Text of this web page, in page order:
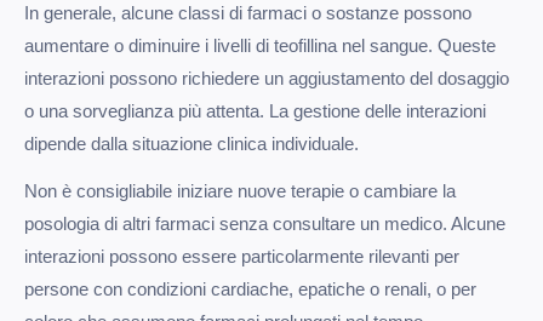
In generale, alcune classi di farmaci o sostanze possono
aumentare o diminuire i livelli di teofillina nel sangue. Queste
interazioni possono richiedere un aggiustamento del dosaggio
o una sorveglianza più attenta. La gestione delle interazioni
dipende dalla situazione clinica individuale.
Non è consigliabile iniziare nuove terapie o cambiare la
posologia di altri farmaci senza consultare un medico. Alcune
interazioni possono essere particolarmente rilevanti per
persone con condizioni cardiache, epatiche o renali, o per